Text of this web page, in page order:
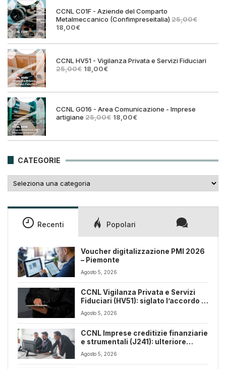
CCNL C01F - Aziende del Comparto
Metalmeccanico (Confimpreseitalia) 25,00€
Il
originale
25,00€.
18,00€Il
attuale
18,00€.
CCNL HV51 - Vigilanza Privata e Servizi Fiduciari
25,00€ Il
era:
18,00€Il
è:
CCNL G016 - Area Comunicazione - Imprese
artigiane 25,00€ Il
era:
18,00€Il
è:
CATEGORIE
Recenti Popolari
Voucher digitalizzazione PMI 2026
– Piemonte
Agosto 5, 2026
CCNL Vigilanza Privata e Servizi
Fiduciari (HV51): siglato l’accordo di
rinnovo
Agosto 5, 2026
CCNL Imprese creditizie finanziarie
e strumentali (J241): ulteriore
sospensione dei termini a dicembre
2026
Agosto 5, 2026